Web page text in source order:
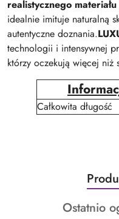
realistycznego
idealnie imituje naturalną
autentyczne doznania.
technologii i intensywnej
którzy oczekują więcej niż
Całkowita długość
Pomiń karuzelę
o
Produkty
Ostatnio